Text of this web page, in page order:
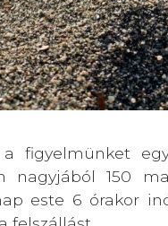
figyelmünket
nagyjából 150
este 6 órakor